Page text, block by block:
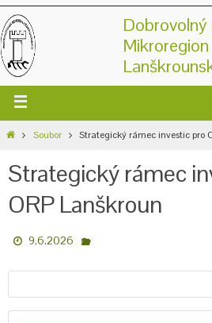
Soubor Strategický rámec investic pro
Strategický rámec
ORP Lanškroun
9.6.2026